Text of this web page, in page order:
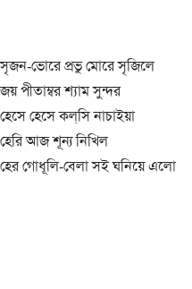
সৃজন-ভোরে প্রভু মোরে সৃজিলে
জয় পীতাম্বর শ্যাম সুন্দর
হেসে হেসে কল্‌সি নাচাইয়া
হেরি আজ শূন্য নিখিল
হের গোধূলি-বেলা সই ঘনিয়ে এলো